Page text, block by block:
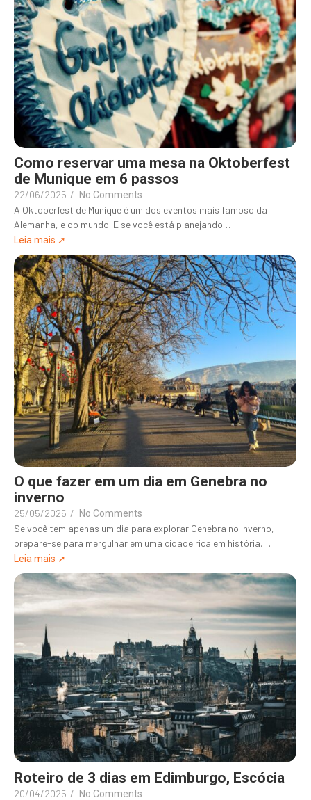
Como reservar uma mesa na Oktoberfest
de Munique em 6 passos
22/06/2025 / No Comments
A Oktoberfest de Munique é um dos eventos mais famoso da
Alemanha, e do mundo! E se você está planejando…
Leia mais ➚
O que fazer em um dia em Genebra no
inverno
25/05/2025 / No Comments
Se você tem apenas um dia para explorar Genebra no inverno,
prepare-se para mergulhar em uma cidade rica em história,…
Leia mais ➚
Roteiro de 3 dias em Edimburgo, Escócia
20/04/2025 / No Comments